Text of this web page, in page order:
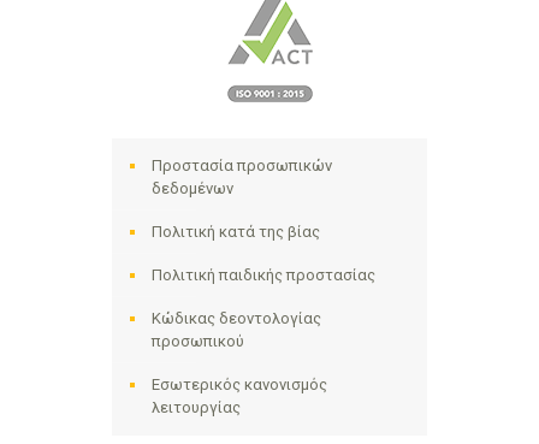
Προστασία προσωπικών
δεδομένων
Πολιτική κατά της βίας
Πολιτική παιδικής προστασίας
Κώδικας δεοντολογίας
προσωπικού
Εσωτερικός κανονισμός
λειτουργίας